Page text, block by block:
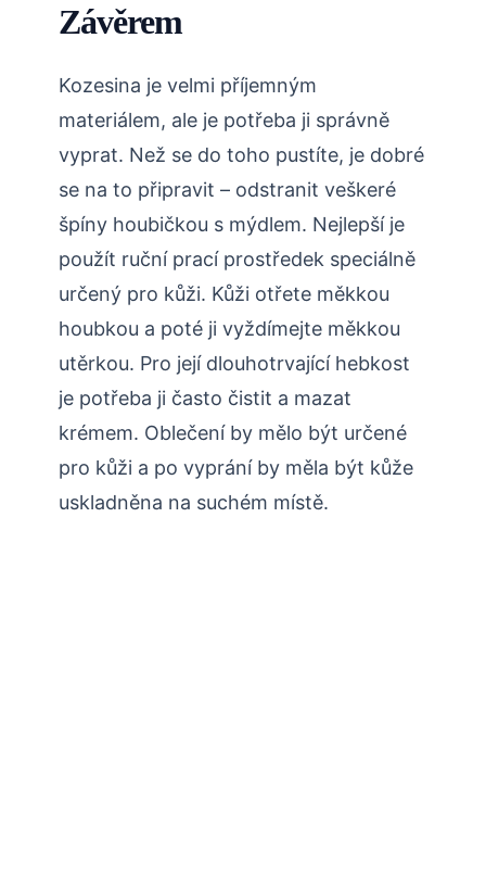
Závěrem
Kozesina je velmi příjemným
materiálem, ale je potřeba ji správně
vyprat. Než se do toho pustíte, je dobré
se na to připravit – odstranit veškeré
špíny houbičkou s mýdlem. Nejlepší je
použít ruční prací prostředek speciálně
určený pro kůži. Kůži otřete měkkou
houbkou a poté ji vyždímejte měkkou
utěrkou. Pro její dlouhotrvající hebkost
je potřeba ji často čistit a mazat
krémem. Oblečení by mělo být určené
pro kůži a po vyprání by měla být kůže
uskladněna na suchém místě.